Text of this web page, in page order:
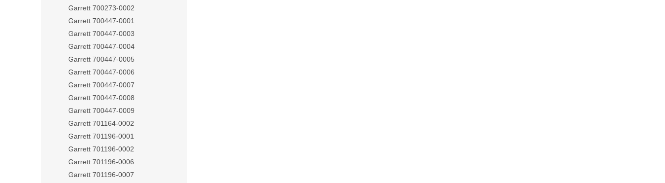
Garrett 700273-0002
Garrett 700447-0001
Garrett 700447-0003
Garrett 700447-0004
Garrett 700447-0005
Garrett 700447-0006
Garrett 700447-0007
Garrett 700447-0008
Garrett 700447-0009
Garrett 701164-0002
Garrett 701196-0001
Garrett 701196-0002
Garrett 701196-0006
Garrett 701196-0007